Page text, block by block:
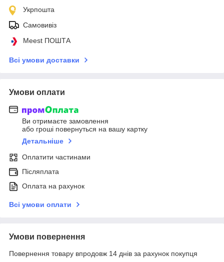
Укрпошта
Самовивіз
Meest ПОШТА
Всі умови доставки
Умови оплати
Ви отримаєте замовлення
або гроші повернуться на вашу картку
Детальніше
Оплатити частинами
Післяплата
Оплата на рахунок
Всі умови оплати
Умови повернення
Повернення товару впродовж 14 днів за рахунок покупця